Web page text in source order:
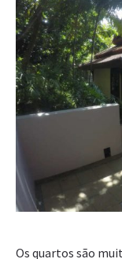
Os quartos são